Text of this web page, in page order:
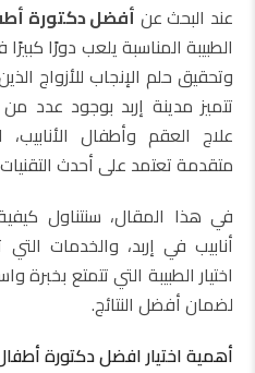
عند البحث عن أفضل دكتورة
الطبيبة المناسبة يلعب دورًا
وتحقيق حلم الإنجاب للأزواج
تتميز مدينة إربد بوجود عدد
علاج العقم وأطفال
متقدمة تعتمد على أحدث
في هذا المقال، سنتناول
أنابيب في إربد، والخدمات
اختيار الطبيبة التي تتمتع
لضمان أفضل النتائج.
أهمية اختيار افضل دكتورة